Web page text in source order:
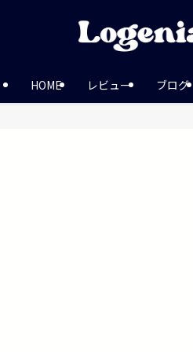
HOME レビュー ブログ